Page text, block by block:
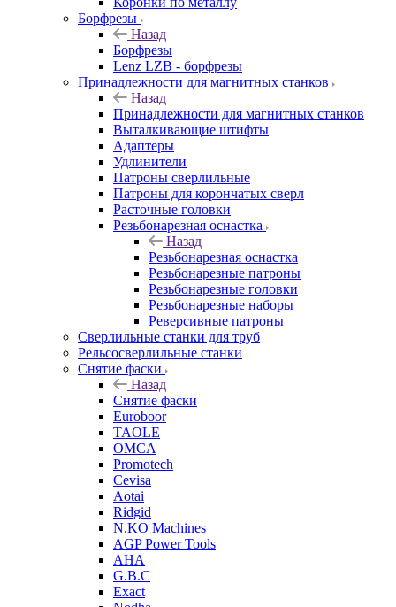
Борфрезы
Назад
Борфрезы
Lenz LZB - борфрезы
Принадлежности для магнитных станков
Назад
Принадлежности для магнитных станков
Выталкивающие штифты
Адаптеры
Удлинители
Патроны сверлильные
Патроны для корончатых сверл
Расточные головки
Резьбонарезная оснастка
Назад
Резьбонарезная оснастка
Резьбонарезные патроны
Резьбонарезные головки
Резьбонарезные наборы
Реверсивные патроны
Сверлильные станки для труб
Рельсосверлильные станки
Снятие фаски
Назад
Снятие фаски
Euroboor
TAOLE
OMCA
Promotech
Cevisa
Aotai
Ridgid
N.KO Machines
AGP Power Tools
AHA
G.B.C
Exact